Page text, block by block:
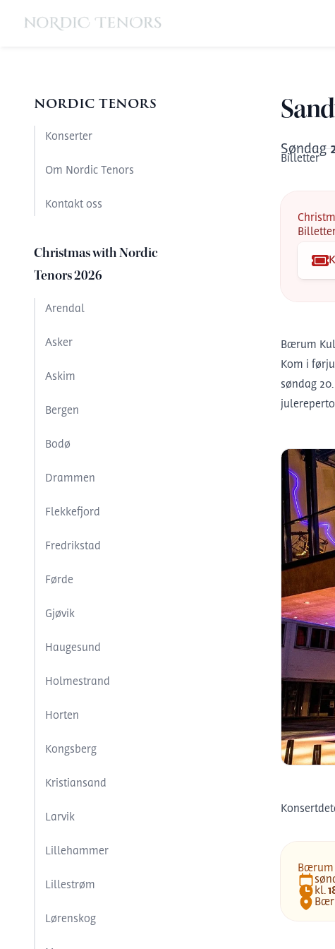
nordic tenors
Konserter
Om Nordic Tenors
Kontakt oss
Christmas with Nordic
Tenors 2026
Arendal
Asker
Askim
Bergen
Bodø
Drammen
Flekkefjord
Fredrikstad
Førde
Gjøvik
Haugesund
Holmestrand
Horten
Kongsberg
Kristiansand
Larvik
Lillehammer
Lillestrøm
Lørenskog
Søndag
Billetter
Bærum
Kom i
søndag
Bærum
Dato
Tid
kl.
Lokasjon